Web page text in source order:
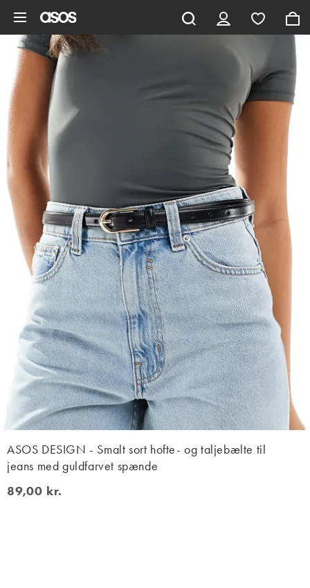
ASOS DESIGN - Smalt sort hofte- og taljebælte til
jeans med guldfarvet spænde
89,00 kr.
89,00 kr.